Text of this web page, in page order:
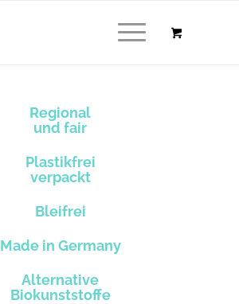
Regional
und fair
Plastikfrei
verpackt
Bleifrei
Made in Germany
Alternative
Biokunststoffe